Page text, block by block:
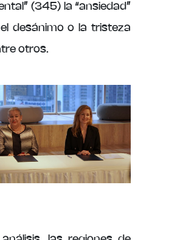
(345) la “ansiedad”
desánimo o la tristeza
otros.